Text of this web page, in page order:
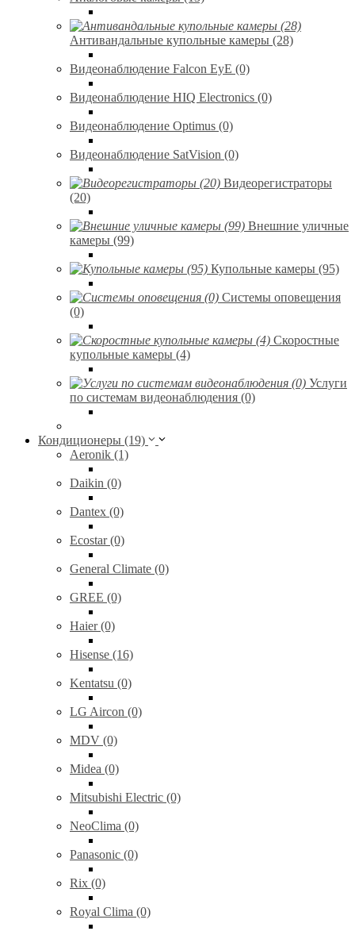
Антивандальные купольные камеры (28)
Видеонаблюдение Falcon EyE (0)
Видеонаблюдение HIQ Electronics (0)
Видеонаблюдение Optimus (0)
Видеонаблюдение SatVision (0)
Видеорегистраторы
(20)
Внешние уличные
камеры (99)
Купольные камеры (95)
Системы оповещения
(0)
Скоростные
купольные камеры (4)
Услуги
по системам видеонаблюдения (0)
Кондиционеры (19)
Aeronik (1)
Daikin (0)
Dantex (0)
Ecostar (0)
General Climate (0)
GREE (0)
Haier (0)
Hisense (16)
Kentatsu (0)
LG Aircon (0)
MDV (0)
Midea (0)
Mitsubishi Electric (0)
NeoClima (0)
Panasonic (0)
Rix (0)
Royal Clima (0)